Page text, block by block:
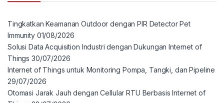
Tingkatkan Keamanan Outdoor dengan PIR Detector Pet
Immunity 01/08/2026
Solusi Data Acquisition Industri dengan Dukungan Internet of
Things 30/07/2026
Internet of Things untuk Monitoring Pompa, Tangki, dan Pipeline
29/07/2026
Otomasi Jarak Jauh dengan Cellular RTU Berbasis Internet of